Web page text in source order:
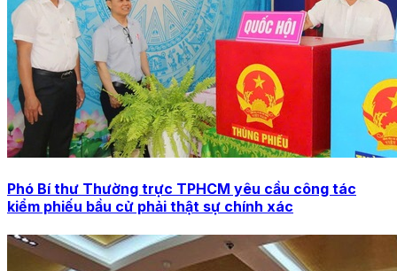
Phó Bí thư Thường trực TPHCM yêu cầu công tác
kiểm phiếu bầu cử phải thật sự chính xác